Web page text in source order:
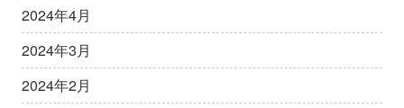
2024年4月
2024年3月
2024年2月